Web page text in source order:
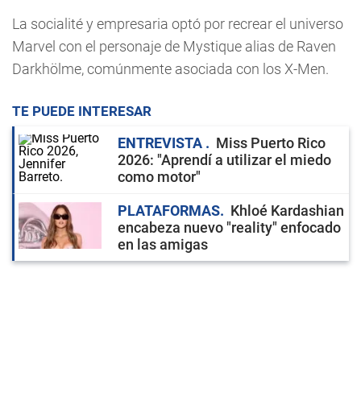
La socialité y empresaria optó por recrear el universo
Marvel con el personaje de Mystique alias de Raven
Darkhölme, comúnmente asociada con los X-Men.
TE PUEDE INTERESAR
ENTREVISTA
Miss Puerto Rico
2026: "Aprendí a utilizar el miedo
como motor"
PLATAFORMAS
Khloé Kardashian
encabeza nuevo "reality" enfocado
en las amigas